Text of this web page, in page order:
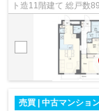
ト造11階建て 総戸数89戸 都営浅草線・三田線「三田」駅徒歩4
売買 | 中古マンショ